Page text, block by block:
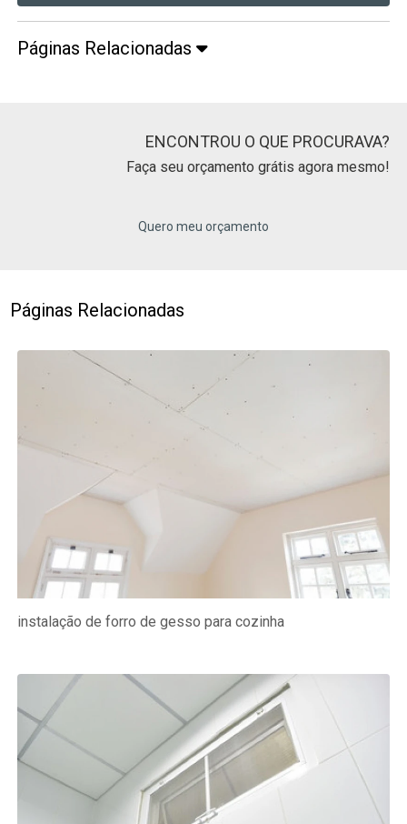
Páginas Relacionadas
ENCONTROU O QUE PROCURAVA?
Faça seu orçamento grátis agora mesmo!
Quero meu orçamento
Páginas Relacionadas
instalação de forro de gesso para cozinha